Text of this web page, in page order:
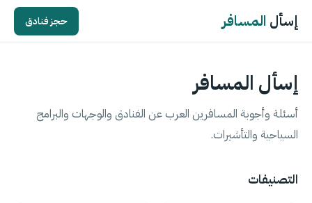
إسأل المسافر حجز فنادق
إسأل المسافر
أسئلة وأجوبة المسافرين العرب عن الفنادق والوجهات والبرامج
السياحية والتأشيرات.
التصنيفات